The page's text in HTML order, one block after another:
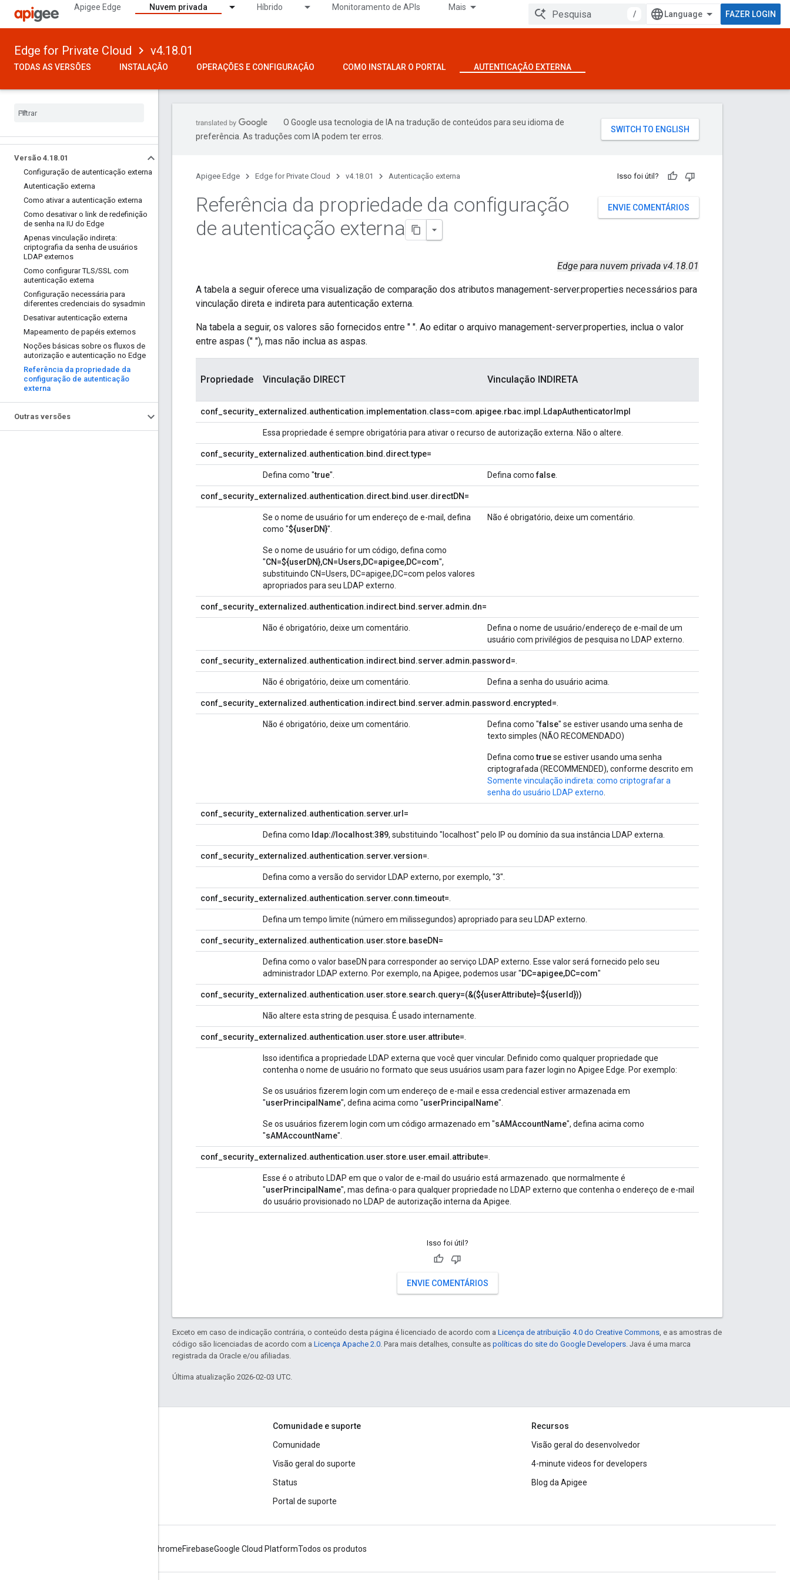
Apigee Edge Nuvem privada Híbrido Monitoramento de APIs Mais
/ FAZER LOGIN
Edge for Private Cloud v4.18.01
TODAS AS VERSÕES INSTALAÇÃO OPERAÇÕES E CONFIGURAÇÃO COMO INSTALAR O PORTAL AUTENTICAÇÃO EXTERNA
Versão 4.18.01
Configuração de autenticação externa
Autenticação externa
Como ativar a autenticação externa
Como desativar o link de redefinição
de senha na IU do Edge
Apenas vinculação indireta:
criptografia da senha de usuários
LDAP externos
Como configurar TLS/SSL com
autenticação externa
Configuração necessária para
diferentes credenciais do sysadmin
Desativar autenticação externa
Mapeamento de papéis externos
Noções básicas sobre os fluxos de
autorização e autenticação no Edge
Referência da propriedade da
configuração de autenticação
externa
Outras versões
O Google usa tecnologia de IA na tradução de conteúdos para seu idioma de
preferência. As traduções com IA podem ter erros.
Apigee Edge Edge for Private Cloud v4.18.01 Autenticação externa Isso foi útil?
ENVIE COMENTÁRIOS
Referência da propriedade da configuração
de autenticação externa
Edge para nuvem privada v4.18.01
A tabela a seguir oferece uma visualização de comparação dos atributos management-server.properties necessários para
vinculação direta e indireta para autenticação externa.
Na tabela a seguir, os valores são fornecidos entre " ". Ao editar o arquivo management-server.properties, inclua o valor
entre aspas (" "), mas não inclua as aspas.
Propriedade Vinculação DIRECT Vinculação INDIRETA
conf_security_externalized.authentication.implementation.class=com.apigee.rbac.impl.LdapAuthenticatorImpl
Essa propriedade é sempre obrigatória para ativar o recurso de autorização externa. Não o altere.
conf_security_externalized.authentication.bind.direct.type=
Defina como "true". Defina comofalse
conf_security_externalized.authentication.direct.bind.user.directDN=
Se o nome de usuário for um endereço de e-mail, defina
como "${userDN}".
Se o nome de usuário for um código, defina como
"CN=${userDN},CN=Users,DC=apigee,DC=com",
substituindo CN=Users, DC=apigee,DC=com pelos valores
apropriados para seu LDAP externo.
Não é obrigatório, deixe um comentário.
conf_security_externalized.authentication.indirect.bind.server.admin.dn=
Não é obrigatório, deixe um comentário.
Defina o nome de usuário/endereço de e-mail de um
usuário com privilégios de pesquisa no LDAP externo.
conf_security_externalized.authentication.indirect.bind.server.admin.password=
Não é obrigatório, deixe um comentário. Defina a senha do usuário acima.
conf_security_externalized.authentication.indirect.bind.server.admin.password.encrypted=
Não é obrigatório, deixe um comentário. Defina como "false" se estiver usando uma senha de
texto simples (NÃO RECOMENDADO)
Defina comotruese estiver usando uma senha
criptografada (RECOMMENDED), conforme descrito em
Somente vinculação indireta: como criptografar a
senha do usuário LDAP externo
conf_security_externalized.authentication.server.url=
Defina como ldap://localhost:389, substituindo "localhost" pelo IP ou domínio da sua instância LDAP externa.
conf_security_externalized.authentication.server.version=
Defina como a versão do servidor LDAP externo, por exemplo, "3".
conf_security_externalized.authentication.server.conn.timeout=
Defina um tempo limite (número em milissegundos) apropriado para seu LDAP externo.
conf_security_externalized.authentication.user.store.baseDN=
Defina como o valor baseDN para corresponder ao serviço LDAP externo. Esse valor será fornecido pelo seu
administrador LDAP externo. Por exemplo, na Apigee, podemos usar "DC=apigee,DC=com"
conf_security_externalized.authentication.user.store.search.query=(&(${userAttribute}=${userId}))
Não altere esta string de pesquisa. É usado internamente.
conf_security_externalized.authentication.user.store.user.attribute=
Isso identifica a propriedade LDAP externa que você quer vincular. Definido como qualquer propriedade que
contenha o nome de usuário no formato que seus usuários usam para fazer login no Apigee Edge. Por exemplo:
Se os usuários fizerem login com um endereço de e-mail e essa credencial estiver armazenada em
"userPrincipalName", defina acima como "userPrincipalName".
Se os usuários fizerem login com um código armazenado em "sAMAccountName", defina acima como
"sAMAccountName".
conf_security_externalized.authentication.user.store.user.email.attribute=
Esse é o atributo LDAP em que o valor de e-mail do usuário está armazenado. que normalmente é
"userPrincipalName", mas defina-o para qualquer propriedade no LDAP externo que contenha o endereço de e-mail
do usuário provisionado no LDAP de autorização interna da Apigee.
Isso foi útil?
ENVIE COMENTÁRIOS
Exceto em caso de indicação contrária, o conteúdo desta página é licenciado de acordo com a Licença de atribuição 4.0 do Creative Commons, e as amostras de
código são licenciadas de acordo com a Licença Apache 2.0. Para mais detalhes, consulte as políticas do site do Google Developers. Java é uma marca
registrada da Oracle e/ou afiliadas.
Última atualização 2026-02-03 UTC.
Comunidade e suporte
Comunidade
Visão geral do suporte
Status
Portal de suporte
Recursos
Visão geral do desenvolvedor
4-minute videos for developers
Blog da Apigee
ChromeFirebaseGoogle Cloud PlatformTodos os produtos